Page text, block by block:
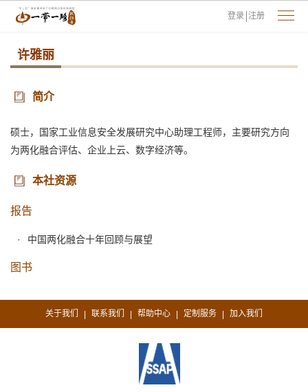
登录 注册
许雅丽
简介
硕士，国家工业信息安全发展研究中心助理工程师，主要研究方向
为两化融合评估、企业上云、数字经济等。
本社资源
报告
中国两化融合十年回顾与展望
图书
关于我们 | 联系我们 | 帮助中心 | 定制服务 | 加入我们